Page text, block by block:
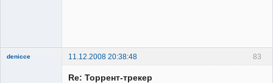
83
denicce
11.12.2008 20:38:48
Re: Торрент-трекер